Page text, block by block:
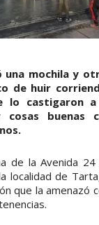
una mochila y
de huir
lo castigaron
cosas buenas
de la Avenida
localidad de
que la amenazó